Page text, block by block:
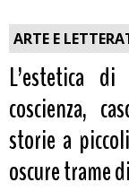
ARTE E
L’estetica
coscienza,
storie a
oscure trame